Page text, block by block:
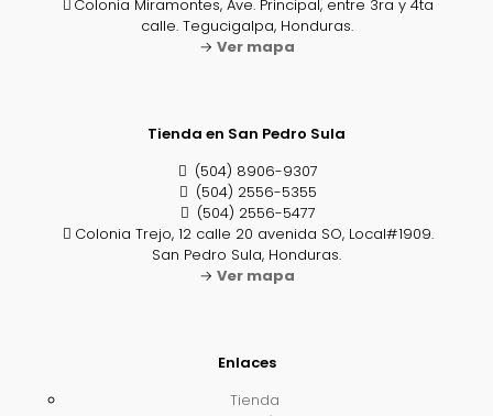
Colonia Miramontes, Ave. Principal, entre 3ra y 4ta
calle. Tegucigalpa, Honduras.
→ Ver mapa
Tienda en San Pedro Sula
(504) 8906-9307
(504) 2556-5355
(504) 2556-5477
Colonia Trejo, 12 calle 20 avenida SO, Local#1909.
San Pedro Sula, Honduras.
→ Ver mapa
Enlaces
Tienda